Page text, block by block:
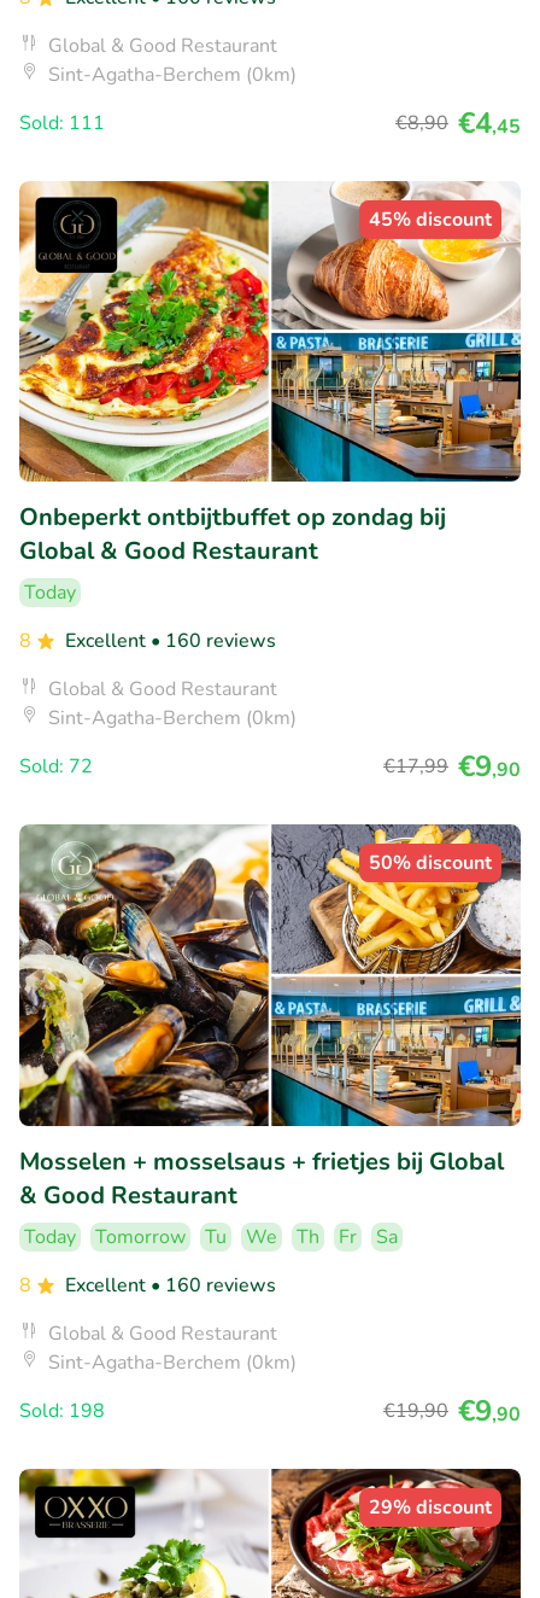
Global & Good Restaurant
Sint-Agatha-Berchem (0km)
Sold: 111
€8,90 €4,45
45% discount
Onbeperkt ontbijtbuffet op zondag bij
Global & Good Restaurant
Today
8
Excellent • 160 reviews
Global & Good Restaurant
Sint-Agatha-Berchem (0km)
Sold: 72
€17,99 €9,90
50% discount
Mosselen + mosselsaus + frietjes bij Global
& Good Restaurant
Today Tomorrow Tu We Th Fr
Sa
8
Excellent • 160 reviews
Global & Good Restaurant
Sint-Agatha-Berchem (0km)
Sold: 198
€19,90 €9,90
29% discount